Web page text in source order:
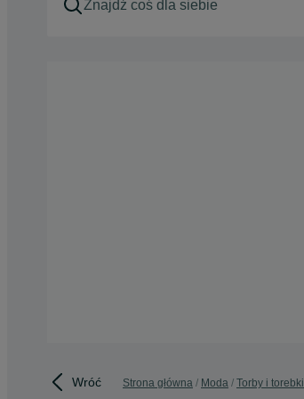
Wróć Strona główna Moda Torby i torebki